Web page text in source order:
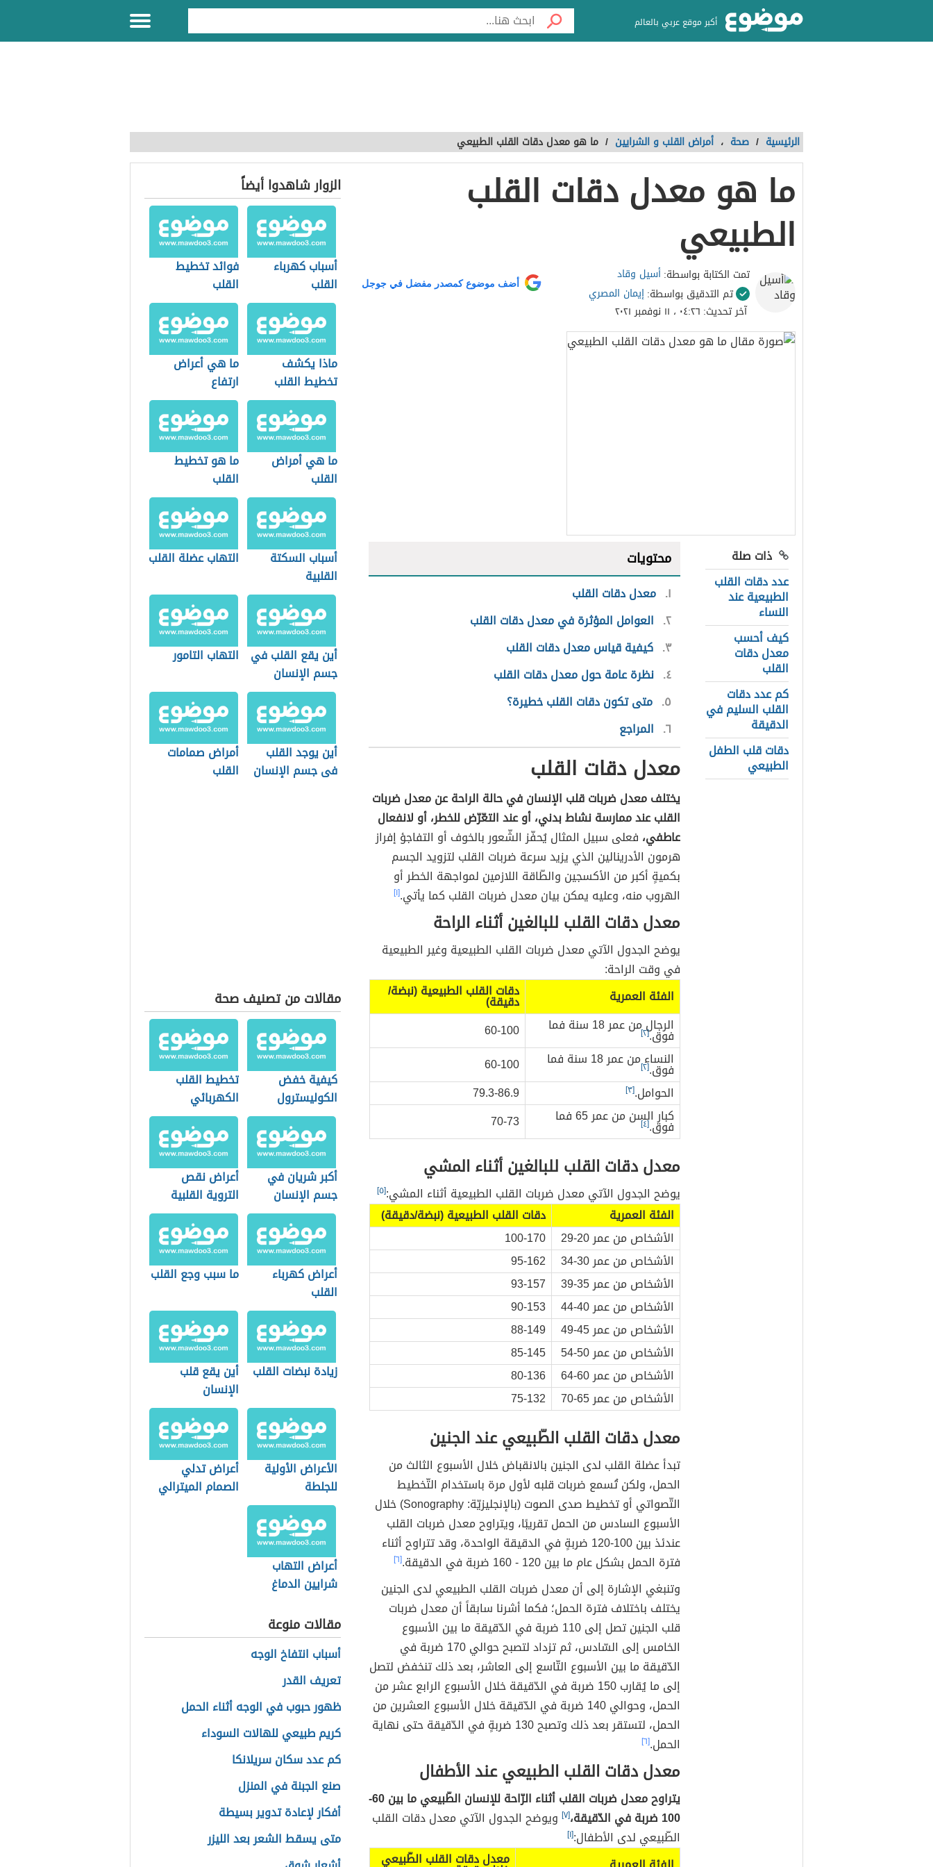
أكبر موقع عربي بالعالم
الرئيسية / صحة ، أمراض القلب و الشرايين / ما هو معدل دقات القلب الطبيعي
ما هو معدل دقات القلب
الطبيعي
تمت الكتابة بواسطة:أسيل وقاد
تم التدقيق بواسطة:إيمان المصري
آخر تحديث: ٠٤:٢٦ ، ١١ نوفمبر ٢٠٢١
أضف موضوع كمصدر مفضل في جوجل
ذات صلة
عدد دقات القلب
الطبيعية عند
النساء
كيف أحسب
معدل دقات
القلب
كم عدد دقات
القلب السليم في
الدقيقة
دقات قلب الطفل
الطبيعي
محتويات
١ معدل دقات القلب
٢ العوامل المؤثرة في معدل دقات القلب
٣ كيفية قياس معدل دقات القلب
٤ نظرة عامة حول معدل دقات القلب
٥ متى تكون دقات القلب خطيرة؟
٦ المراجع
معدل دقات القلب
يختلف معدل ضربات قلب الإنسان في حالة الراحة عن معدل ضربات
القلب عند ممارسة نشاط بدني، أو عند التعّرّض للخطر، أو لانفعال
عاطفي، فعلى سبيل المثال يُحفّز الشّعور بالخوف أو التفاجؤ إفراز
هرمون الأدرينالين الذي يزيد سرعة ضربات القلب لتزويد الجسم
بكميةٍ أكبر من الأكسجين والطّاقة اللازمين لمواجهة الخطر أو
الهروب منه، وعليه يمكن بيان معدل ضربات القلب كما يأتي.[١]
معدل دقات القلب للبالغين أثناء الراحة
يوضح الجدول الآتي معدل ضربات القلب الطبيعية وغير الطبيعية
في وقت الراحة:
الفئة العمرية
دقات القلب الطبيعية (نبضة/
دقيقة)
الرجال من عمر 18 سنة فما
فوق.[٢]
60-100
النساء من عمر 18 سنة فما
فوق.[٢]
60-100
الحوامل.[٣]
79.3-86.9
كبار السن من عمر 65 فما
فوق.[٤] 70-73
معدل دقات القلب للبالغين أثناء المشي
يوضح الجدول الآتي معدل ضربات القلب الطبيعية أثناء المشي:[٥]
الفئة العمرية
دقات القلب الطبيعية (نبضة/دقيقة)
الأشخاص من عمر 20-29
100-170
الأشخاص من عمر 30-34
95-162
الأشخاص من عمر 35-39
93-157
الأشخاص من عمر 40-44
90-153
الأشخاص من عمر 45-49
88-149
الأشخاص من عمر 50-54
85-145
الأشخاص من عمر 60-64
80-136
الأشخاص من عمر 65-70
75-132
معدل دقات القلب الطّبيعي عند الجنين
تبدأ عضلة القلب لدى الجنين بالانقباض خلال الأسبوع الثالث من
الحمل، ولكن تُسمع ضربات قلبه لأول مرة باستخدام التّخطيط
التّصواتي أو تخطيط صدى الصوت (بالإنجليزيّة: Sonography) خلال
الأسبوع السادس من الحمل تقريبًا، ويتراوح معدل ضربات القلب
عندئذ بين 100-120 ضربةٍ في الدقيقة الواحدة، وقد تتراوح أثناء
فترة الحمل بشكل عام ما بين 120 - 160 ضربة في الدقيقة.
[٦]
وتنبغي الإشارة إلى أن معدل ضربات القلب الطبيعي لدى الجنين
يختلف باختلاف فترة الحمل؛ فكما أشرنا سابقاً أن معدل ضربات
قلب الجنين تصل إلى 110 ضربة في الدّقيقة ما بين الأسبوع
الخامس إلى السّادس، ثم تزداد لتصبح حوالي 170 ضربة في
الدّقيقة ما بين الأسبوع التّاسع إلى العاشر، بعد ذلك تنخفض لتصل
إلى ما يُقارب 150 ضربة في الدّقيقة خلال الأسبوع الرابع عشر من
الحمل، وحوالي 140 ضربة في الدّقيقة خلال الأسبوع العشرين من
الحمل، لتستقر بعد ذلك وتصبح 130 ضربةٍ في الدّقيقة حتى نهاية
الحمل.[٦]
معدل دقات القلب الطبيعي عند الأطفال
يتراوح معدل ضربات القلب أثناء الرّاحة للإنسان الطّبيعي ما بين 60-
100 ضربة في الدّقيقة،
[٧]
ويوضح الجدول الآتي معدل دقات القلب
الطّبيعي لدى الأطفال:[١]
معدل دقات القلب الطّبيعي
الزوار شاهدوا أيضاً
أسباب كهرباء
القلب
فوائد تخطيط
القلب
ماذا يكشف
تخطيط القلب
ما هي أعراض
ارتفاع
الكوليسترول
ما هي أمراض
القلب
ما هو تخطيط
القلب
أسباب السكتة
القلبية
التهاب عضلة القلب
أين يقع القلب في
جسم الإنسان
التهاب التامور
أين يوجد القلب
فى جسم الإنسان
أمراض صمامات
القلب
مقالات من تصنيف صحة
كيفية خفض
الكوليسترول
تخطيط القلب
الكهربائي
أكبر شريان في
جسم الإنسان
أعراض نقص
التروية القلبية
أعراض كهرباء
القلب
ما سبب وجع القلب
زيادة نبضات القلب
أين يقع قلب
الإنسان
الأعراض الأولية
للجلطة
أعراض تدلي
الصمام الميترالي
أعراض التهاب
شرايين الدماغ
مقالات منوعة
أسباب انتفاخ الوجه
تعريف القدر
ظهور حبوب في الوجه أثناء الحمل
كريم طبيعي للهالات السوداء
كم عدد سكان سريلانكا
صنع الجبنة في المنزل
أفكار لإعادة تدوير بسيطة
متى يسقط الشعر بعد الليزر